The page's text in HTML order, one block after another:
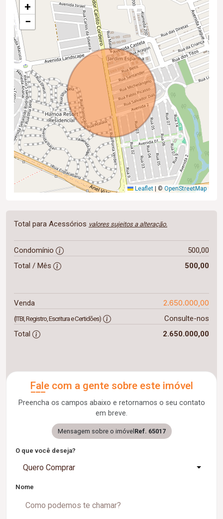
+
−
Leaflet © OpenStreetMap
Total para Acessórios valores sujeitos a alteração.
Condomínio
500,00
Total / Mês
500,00
Venda 2.650.000,00
(ITBI, Registro, Escritura e Certidões)
Consulte-nos
Total
2.650.000,00
Fale com a gente sobre este imóvel
Preencha os campos abaixo e retornamos o seu contato
em breve.
Mensagem sobre o imóvel Ref. 65017
O que você deseja?
Quero Comprar
Nome